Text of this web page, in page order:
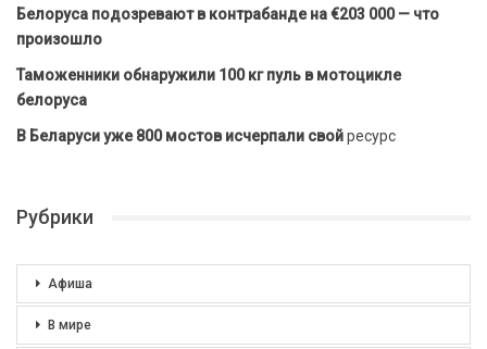
Белоруса подозревают в контрабанде на €203 000 — что
произошло
Таможенники обнаружили 100 кг пуль в мотоцикле
белоруса
В Беларуси уже 800 мостов исчерпали свойресурс
Рубрики
Афиша
В мире